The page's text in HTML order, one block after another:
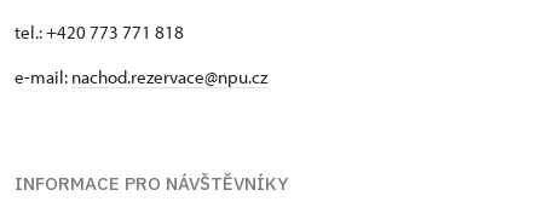
tel.: +420 773 771 818
e-mail: nachod.rezervace@npu.cz
INFORMACE PRO NÁVŠTĚVNÍKY